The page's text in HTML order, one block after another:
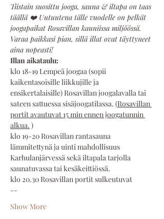
Tiistain suosittu jooga, sauna & iltapa on taas
täällä ❤️ Uutuutena tälle vuodelle on pelkät
joogapaikat Rosavillan kauniissa miljöössä.
Varaa paikkasi pian, sillä illat ovat täyttyneet
aina nopeasti!
Illan aikataulu:
klo 18-19 Lempeä joogaa (sopii
kaikentasoisille liikkujille ja
ensikertalaisille) Rosavillan joogalavalla tai
sateen sattuessa sisäjoogatilassa. (Rosavillan
portit avautuvat 15 min ennen joogatunnin
alkua. )
klo 19-20 Rosavillan rantasauna
lämmitettynä ja uinti mahdollisuus
Karhulanjärvessä sekä iltapala tarjolla
saunatuvassa tai kesäkeittiössä.
klo 20.30 Rosavillan portit sulkeutuvat
--
Show More